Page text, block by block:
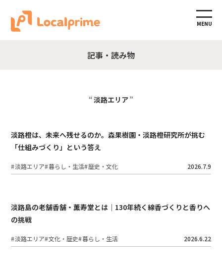
記事・読み物
淡路エリア
淡路橙は、未来へ残せるのか。森果樹園・淡路橙研究所が挑む
「仕組みづくり」という答え
淡路エリア 暮らし・生活 歴史・文化 2026.7.9
淡路島の老舗香舗・薫寿堂とは｜130年続く線香づくりと香りへ
の挑戦
淡路エリア 文化・歴史 暮らし・生活 2026.6.22
MENU